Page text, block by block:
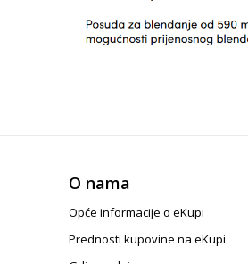
O nama
Opće informacije o eKupi
Prednosti kupovine na eKupi